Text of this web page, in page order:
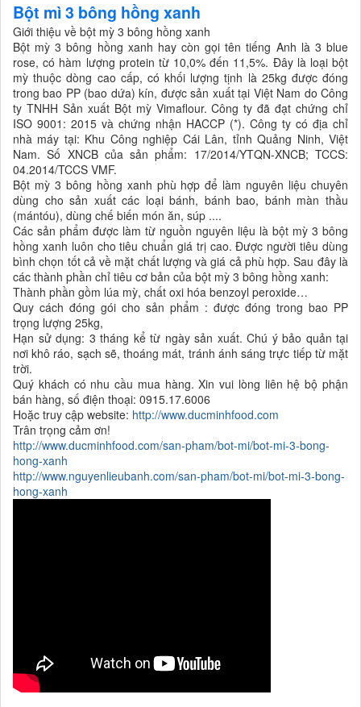
Bột mì 3 bông hồng xanh
Giới thiệu về bột mỳ 3 bông hồng xanh
Bột mỳ 3 bông hồng xanh hay còn gọi tên tiếng Anh là 3 blue
rose, có hàm lượng protein từ 10,0% đến 11,5%. Đây là loại bột
mỳ thuộc dòng cao cấp, có khối lượng tịnh là 25kg được đóng
trong bao PP (bao dứa) kín, được sản xuất tại Việt Nam do Công
ty TNHH Sản xuất Bột mỳ Vimaflour. Công ty đã đạt chứng chỉ
ISO 9001: 2015 và chứng nhận HACCP (*). Công ty có địa chỉ
nhà máy tại: Khu Công nghiệp Cái Lân, tỉnh Quảng Ninh, Việt
Nam. Số XNCB của sản phẩm: 17/2014/YTQN-XNCB; TCCS:
04.2014/TCCS VMF.
Bột mỳ 3 bông hồng xanh phù hợp để làm nguyên liệu chuyên
dùng cho sản xuất các loại bánh, bánh bao, bánh màn thầu
(mántóu), dùng chế biến món ăn, súp ....
Các sản phẩm được làm từ nguồn nguyên liệu là bột mỳ 3 bông
hồng xanh luôn cho tiêu chuẩn giá trị cao. Được người tiêu dùng
bình chọn tốt cả về mặt chất lượng và giá cả phù hợp. Sau đây là
các thành phần chỉ tiêu cơ bản của bột mỳ 3 bông hồng xanh:
Thành phần gồm lúa mỳ, chất oxi hóa benzoyl peroxide…
Quy cách đóng gói cho sản phẩm : được đóng trong bao PP
trọng lượng 25kg,
Hạn sử dụng: 3 tháng kể từ ngày sản xuất. Chú ý bảo quản tại
nơi khô ráo, sạch sẽ, thoáng mát, tránh ánh sáng trực tiếp từ mặt
trời.
Quý khách có nhu cầu mua hàng. Xin vui lòng liên hệ bộ phận
bán hàng, số điện thoại: 0915.17.6006
Hoặc truy cập website: http://www.ducminhfood.com
Trân trọng cảm ơn!
http://www.ducminhfood.com/san-pham/bot-mi/bot-mi-3-bong-
hong-xanh
http://www.nguyenlieubanh.com/san-pham/bot-mi/bot-mi-3-bong-
hong-xanh